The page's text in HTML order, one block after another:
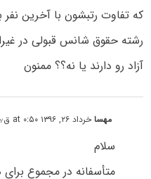
که تفاوت رتبشون با آخرین
رشته حقوق شانس قبولی در
آزاد رو دارند یا نه؟؟ ممنون
مهساخرداد ۲۶, ۱۳۹۶ at ۰:۵۰ ق٫ظ
سلام
متأسفانه در مجموع